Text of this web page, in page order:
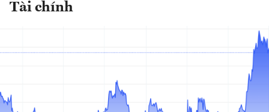
Tài chính